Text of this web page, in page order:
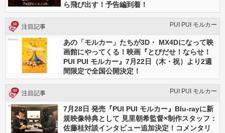
ら飛び出す！予告編到着！
注目記事 PUI PUI モルカー
あの「モルカー」たちが3D・ MX4Dになって映
画館にやってくる！映画『とびだせ！ならせ！
PUI PUI モルカー』7月22日（木・祝）より2週
間限定で全国公開決定！
注目記事 PUI PUI モルカー
7月28日 発売『PUI PUI モルカー』Blu-rayに新
規映像特典として 見里朝希監督×制作スタッフ：
佐藤桂対談インタビュー追加決定！コメンタリ